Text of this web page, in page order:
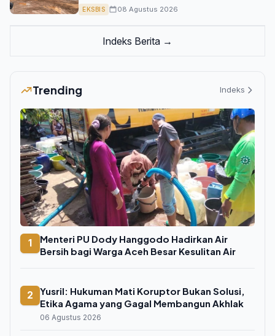
EKSBIS 08 Agustus 2026
Indeks Berita →
Trending Indeks
1
Menteri PU Dody Hanggodo Hadirkan Air
Bersih bagi Warga Aceh Besar Kesulitan Air
2
Yusril: Hukuman Mati Koruptor Bukan Solusi,
Etika Agama yang Gagal Membangun Akhlak
06 Agustus 2026